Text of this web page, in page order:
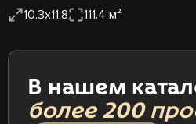
10.3х11.8 111.4 м²
В нашем
более 200